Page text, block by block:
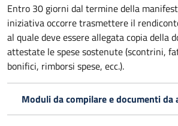
Entro 30 giorni dal termine della
iniziativa occorre trasmettere il
al quale deve essere allegata copia della
attestate le spese sostenute (scontrini,
bonifici, rimborsi spese, ecc.).
Moduli da compilare e documenti da